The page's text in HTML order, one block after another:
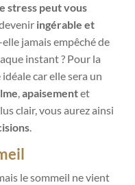
stress peut vous
ingérable et
jamais empêché de
instant ? Pour la
car elle sera un
,apaisementet
clair, vous aurez ainsi
.
le sommeil ne vient